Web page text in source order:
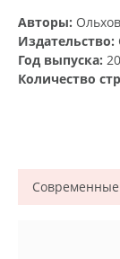
Авторы:
Издательство:
Год выпуска:
Количество
Современные